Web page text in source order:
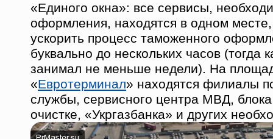
«Единого окна»: все сервисы,
оформления, находятся в одном месте,
ускорить процесс таможенного
буквально до нескольких часов (тогда
занимал не меньше недели). На
«Евротерминал» находятся филиалы
службы, сервисного центра МВД,
очистке, «Укргазбанка» и других